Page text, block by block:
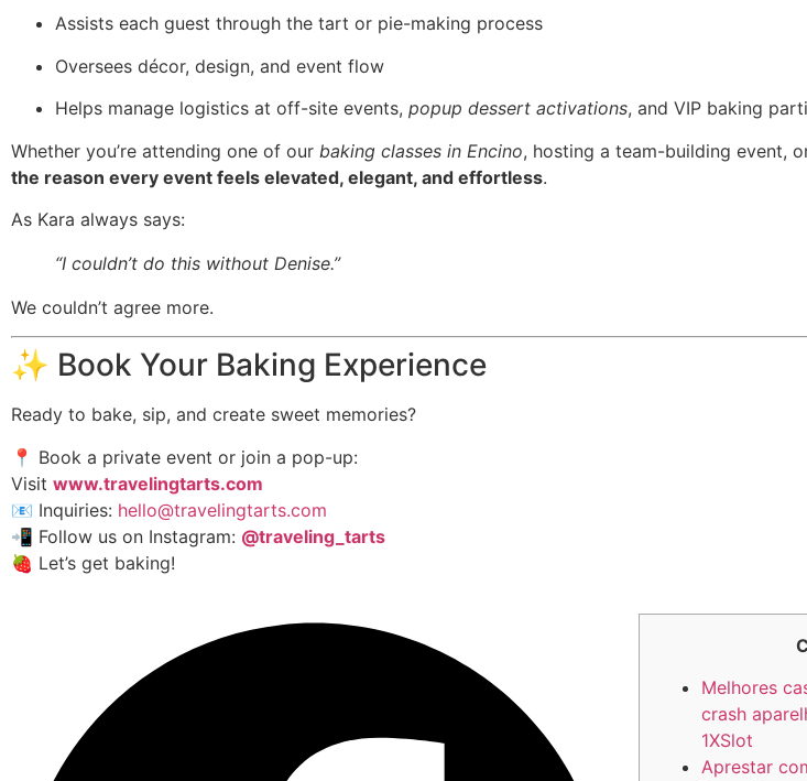
Assists each guest through the tart or pie-making process
Oversees décor, design, and event flow
Helps manage logistics at off-site events, popup dessert activations, and VIP baking
Whether you’re attending one of our baking classes in Encino, hosting a team-building event,
the reason every event feels elevated, elegant, and effortless.
As Kara always says:
“I couldn’t do this without Denise.”
We couldn’t agree more.
✨ Book Your Baking Experience
Ready to bake, sip, and create sweet memories?
📍 Book a private event or join a pop-up:
Visit www.travelingtarts.com
📧 Inquiries: hello@travelingtarts.com
📲 Follow us on Instagram: @traveling_tarts
🍓 Let’s get baking!
Melhores
crash
1XSlot
Aprestar